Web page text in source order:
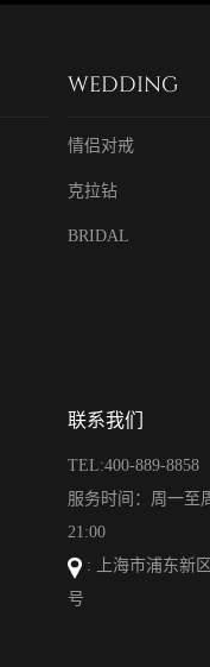
WEDDING
情侣对戒
克拉钻
BRIDAL
联系我们
TEL:400-889-8858
服务时间：周一至
21:00
: 上海市浦东新
号